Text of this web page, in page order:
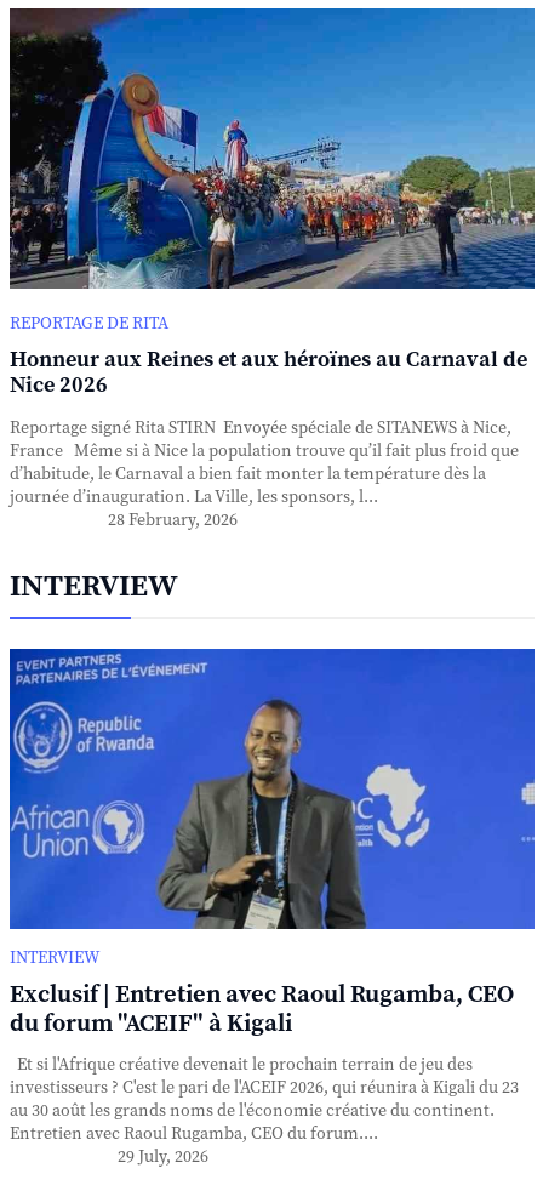
REPORTAGE DE RITA
Honneur aux Reines et aux héroïnes au Carnaval de
Nice 2026
Reportage signé Rita STIRN Envoyée spéciale de SITANEWS à Nice,
France Même si à Nice la population trouve qu’il fait plus froid que
d’habitude, le Carnaval a bien fait monter la température dès la
journée d’inauguration. La Ville, les sponsors, l...
28 February, 2026
INTERVIEW
INTERVIEW
Exclusif | Entretien avec Raoul Rugamba, CEO
du forum "ACEIF" à Kigali
Et si l'Afrique créative devenait le prochain terrain de jeu des
investisseurs ? C'est le pari de l'ACEIF 2026, qui réunira à Kigali du 23
au 30 août les grands noms de l'économie créative du continent.
Entretien avec Raoul Rugamba, CEO du forum....
29 July, 2026